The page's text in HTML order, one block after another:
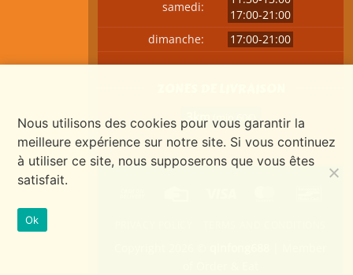
samedi:
17:00-21:00
dimanche:
17:00-21:00
3km (min 60€)
Nous utilisons des cookies pour vous garantir la
meilleure expérience sur notre site. Si vous continuez
à utiliser ce site, nous supposerons que vous êtes
satisfait.
Ok